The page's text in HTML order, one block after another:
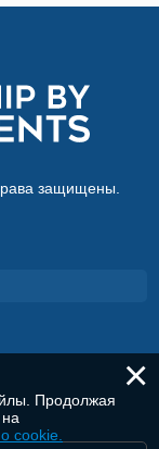
защищены.
×
Продолжая
cookie.